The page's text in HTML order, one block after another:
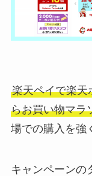
楽天ペイで楽天
らお買い物マラ
場での購入を強
キャンペーンの